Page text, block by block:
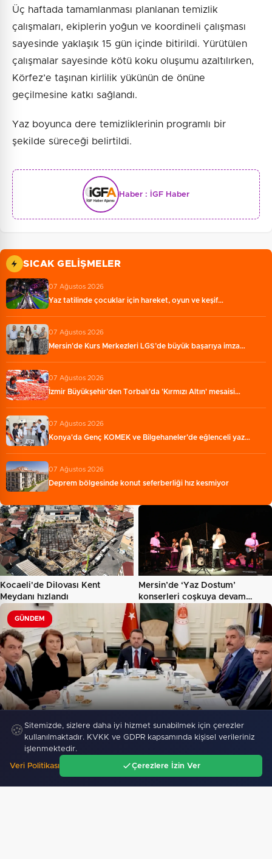
Üç haftada tamamlanması planlanan temizlik
çalışmaları, ekiplerin yoğun ve koordineli çalışması
sayesinde yaklaşık 15 gün içinde bitirildi. Yürütülen
çalışmalar sayesinde kötü koku oluşumu azaltılırken,
Körfez’e taşınan kirlilik yükünün de önüne
geçilmesine katkı sağlandı.
Yaz boyunca dere temizliklerinin programlı bir
şekilde süreceği belirtildi.
Haber : İGF Haber
SICAK GELIŞMELER
07 Ağustos 2026
Yaz tatilinde çocuklar için hareket, oyun ve keşif…
07 Ağustos 2026
Mersin'de Kurs Merkezleri LGS’de büyük başarıya imza…
07 Ağustos 2026
İzmir Büyükşehir’den Torbalı'da 'Kırmızı Altın' mesaisi…
07 Ağustos 2026
Konya'da Genç KOMEK ve Bilgehaneler'de eğlenceli yaz…
07 Ağustos 2026
Deprem bölgesinde konut seferberliği hız kesmiyor
Kocaeli'de Dilovası Kent
Meydanı hızlandı
Mersin’de ‘Yaz Dostum’
konserleri coşkuya devam
ediyor…
GÜNDEM
252
"Kocaeli’de KOTKO için dönüşüm süreci
başladı"
🍪 Sitemizde, sizlere daha iyi hizmet sunabilmek için çerezler
kullanılmaktadır. KVKK ve GDPR kapsamında kişisel verileriniz
işlenmektedir.
Veri Politikası Çerezlere İzin Ver
Gündem Ara Menü